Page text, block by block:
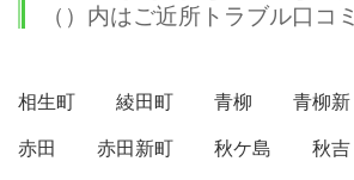
（）内はご近所トラブル口コ
相生町 綾田町 青柳 青柳新
赤田
赤田新町 秋ケ島 秋吉